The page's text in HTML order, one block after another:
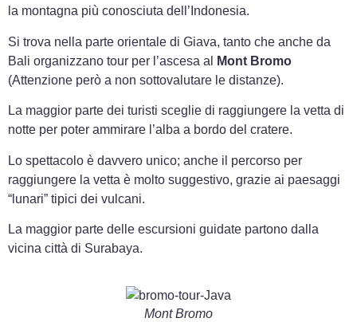
la montagna più conosciuta dell’Indonesia.
Si trova nella parte orientale di Giava, tanto che anche da
Bali organizzano tour per l’ascesa al
Mont Bromo
(Attenzione però a non sottovalutare le distanze).
La maggior parte dei turisti sceglie di raggiungere la vetta di
notte per poter ammirare l’alba a bordo del cratere.
Lo spettacolo è davvero unico; anche il percorso per
raggiungere la vetta è molto suggestivo, grazie ai paesaggi
“lunari” tipici dei vulcani.
La maggior parte delle escursioni guidate partono dalla
vicina città di Surabaya.
Mont Bromo